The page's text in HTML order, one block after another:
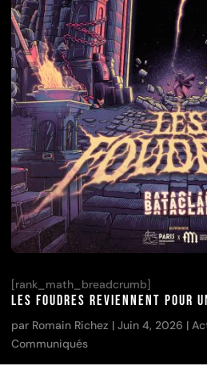
[rank_math_breadcrumb]
Les Foudres reviennent pour
par Romain Richez | Juin 4, 2026 |
Communiqués